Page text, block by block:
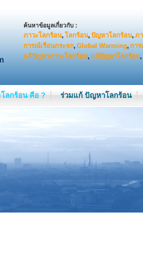
ค้นหาข้อมูลเกี่ยวกับ :
ภาวะโลกร้อน, โลกร้อน, ปัญหาโลกร้อน, ภ
การณ์เรือนกระจก, Global Warming, กา
แก้ปัญหาภาวะโลกร้อน, แก้ปัญหาโลกร้อน,
ลกร้อน คือ ? ร่วมแก้ ปัญหาโลกร้อน